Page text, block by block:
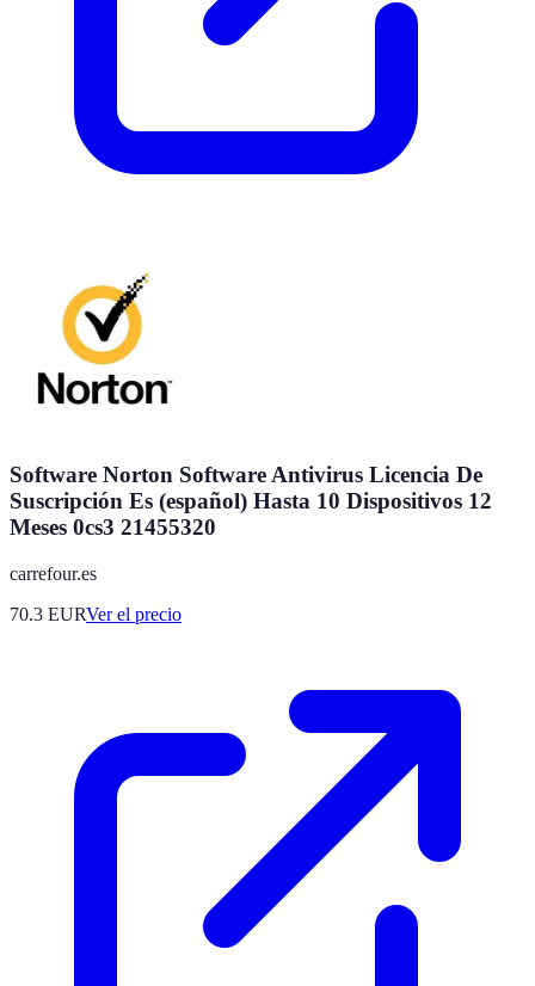
Software Norton Software Antivirus Licencia De
Suscripción Es (español) Hasta 10 Dispositivos 12
Meses 0cs3 21455320
carrefour.es
70.3 EURVer el precio